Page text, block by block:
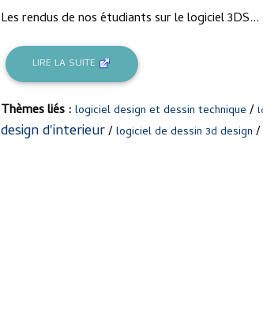
Les rendus de nos étudiants sur le logiciel 3DS...
LIRE LA SUITE
Thèmes liés : logiciel design et dessin technique /
design d'interieur/logiciel de dessin 3d design /